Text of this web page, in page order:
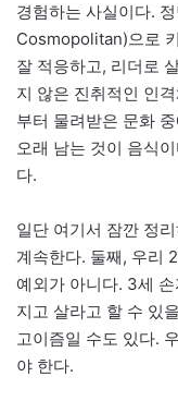
경험하는 사실이다.
Cosmopolitan)으로
잘 적응하고, 리더로
지 않은 진취적인 인
부터 물려받은 문화
오래 남는 것이 음식
다.
일단 여기서 잠깐 정
계속한다. 둘째, 우리
예외가 아니다. 3세
지고 살라고 할 수 있
고이즘일 수도 있다.
야 한다.